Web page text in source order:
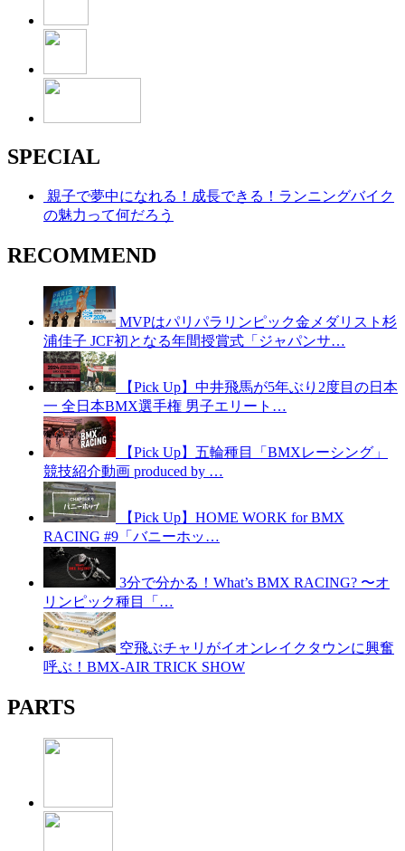
SPECIAL
親子で夢中になれる！成長できる！ランニングバイク
の魅力って何だろう
RECOMMEND
MVPはパリパラリンピック金メダリスト杉
浦佳子 JCF初となる年間授賞式「ジャパンサ…
【Pick Up】中井飛馬が5年ぶり2度目の日本
一 全日本BMX選手権 男子エリート…
【Pick Up】五輪種目「BMXレーシング」
競技紹介動画 produced by …
【Pick Up】HOME WORK for BMX
RACING #9「バニーホッ…
3分で分かる！What’s BMX RACING? 〜オ
リンピック種目「…
空飛ぶチャリがイオンレイクタウンに興奮
呼ぶ！BMX-AIR TRICK SHOW
PARTS